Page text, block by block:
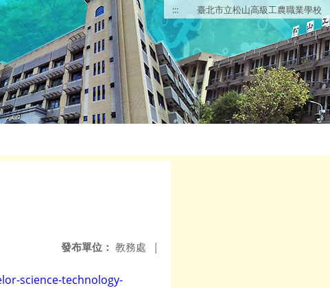
::: 臺北市立松山高級工農職業學校
發布單位： 教務處 |
science-technology-